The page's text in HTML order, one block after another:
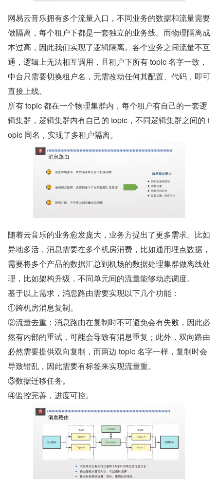
网易云音乐拥有多个流量入口，不同业务的数据和流量需要
做隔离，每个租户下都是一套独立的业务线。而物理隔离成
本过高，因此我们实现了逻辑隔离。各个业务之间流量不互
通，逻辑上无法相互调用，且租户下所有 topic 名字一致，
中台只需要切换租户名，无需改动任何其配置、代码，即可
直接上线。
所有 topic 都在一个物理集群内，每个租户有自己的一套逻
辑集群，逻辑集群内有自己的 topic，不同逻辑集群之间的 t
opic 同名，实现了多租户隔离。
随着云音乐的业务愈发庞大，业务方提出了更多需求。比如
异地多活，消息需要在多个机房消费，比如通用埋点数据，
需要将多个产品的数据汇总到机场的数据处理集群做离线处
理，比如架构升级，不同单元间的流量能够动态调度。
基于以上需求，消息路由需要实现以下几个功能：
①跨机房消息复制。
②流量去重：消息路由在复制时不可避免会有失败，因此必
然有内部的重试，可能会导致有消息重复；此外，双向路由
必然需要提供双向复制，而两边 topic 名字一样，复制时会
导致错乱，因此需要有标签来实现流量重。
③数据迁移任务。
④监控完善，进度可控。